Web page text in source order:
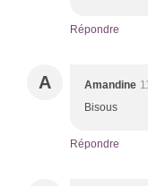
Répondre
A Amandine
Bisous
Répondre